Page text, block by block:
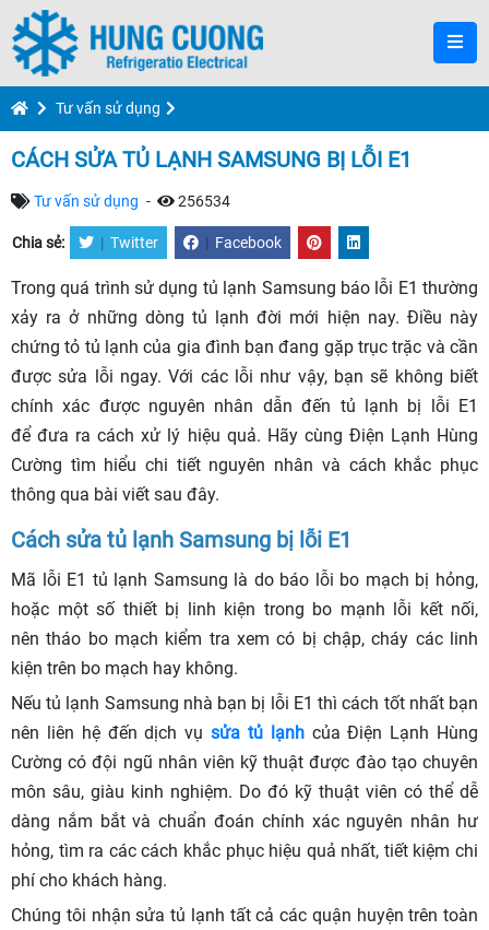
Tư vấn sử dụng
CÁCH SỬA TỦ LẠNH SAMSUNG BỊ LỖI E1
Tư vấn sử dụng - 256534
Chia sẻ: | Twitter | Facebook
Trong quá trình sử dụng tủ lạnh Samsung báo lỗi E1 thường
xảy ra ở những dòng tủ lạnh đời mới hiện nay. Điều này
chứng tỏ tủ lạnh của gia đình bạn đang gặp trục trặc và cần
được sửa lỗi ngay. Với các lỗi như vậy, bạn sẽ không biết
chính xác được nguyên nhân dẫn đến tủ lạnh bị lỗi E1
để đưa ra cách xử lý hiệu quả. Hãy cùng Điện Lạnh Hùng
Cường tìm hiểu chi tiết nguyên nhân và cách khắc phục
thông qua bài viết sau đây.
Cách sửa tủ lạnh Samsung bị lỗi E1
Mã lỗi E1 tủ lạnh Samsung là do báo lỗi bo mạch bị hỏng,
hoặc một số thiết bị linh kiện trong bo mạnh lỗi kết nối,
nên tháo bo mạch kiểm tra xem có bị chập, cháy các linh
kiện trên bo mạch hay không.
Nếu tủ lạnh Samsung nhà bạn bị lỗi E1 thì cách tốt nhất bạn
nên liên hệ đến dịch vụ sửa tủ lạnh của Điện Lạnh Hùng
Cường có đội ngũ nhân viên kỹ thuật được đào tạo chuyên
môn sâu, giàu kinh nghiệm. Do đó kỹ thuật viên có thể dễ
dàng nắm bắt và chuẩn đoán chính xác nguyên nhân hư
hỏng, tìm ra các cách khắc phục hiệu quả nhất, tiết kiệm chi
phí cho khách hàng.
Chúng tôi nhận sửa tủ lạnh tất cả các quận huyện trên toàn